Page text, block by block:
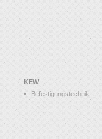
KEW
Befestigungstechnik